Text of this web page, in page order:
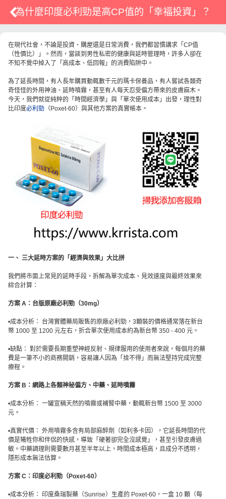
為什麼印度必利勁是高CP值的「幸福投資」？
在現代社會，不論是投資、購屋還是日常消費，我們都習慣講求「CP值
（性價比）」。然而，當談到男性私密的健康與延時管理時，許多人卻在
不知不覺中掉入了「高成本、低回報」的消費陷阱中。
為了延長時間，有人長年購買動輒數千元的瑪卡保養品，有人嘗試各類奇
奇怪怪的外用神油、延時噴霧，甚至有人每天忍受偏方帶來的皮膚麻木。
今天，我們就從純粹的「時間經濟學」與「單次使用成本」出發，理性對
比印度必利勁 （Poxet-60）與其他方案的真實帳本。
一、 三大延時方案的「經濟與效果」大比拼
我們將市面上常見的延時手段，拆解為單次成本、見效速度與最終效果來
綜合計算：
方案 A：台版原廠必利勁（30mg）
•成本分析： 台灣實體藥局販售的原廠必利勁，3顆裝的價格通常落在新台
幣 1000 至 1200 元左右，折合單次使用成本約為新台幣 350 - 400 元。
•缺點： 對於需要長期重塑神經反射、規律服用的使用者來說，每個月的藥
費是一筆不小的商務開銷，容易讓人因為「捨不得」而無法堅持完成完整
療程。
方案 B：網路上各類神秘偏方、中藥、延時噴霧
•成本分析： 一罐宣稱天然的噴霧或補腎中藥，動輒新台幣 1500 至 3000
元。
•真實代價： 外用噴霧多含有局部麻醉劑（如利多卡因），它延長時間的代
價是犧牲你和伴侶的快感，導致「硬著卻完全沒感覺」，甚至引發皮膚過
敏。中藥調理則需要數月甚至半年以上，時間成本極高，且成分不透明，
隱形成本無法估算。
方案 C：印度必利勁（Poxet-60）
•成本分析： 印度桑瑞製藥（Sunrise）生產的 Poxet-60，一盒 10 顆（每